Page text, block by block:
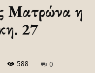
Ματρώνα η
27
588 0